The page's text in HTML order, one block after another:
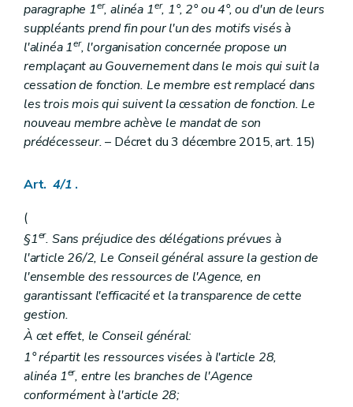
Art. 152/7
Chapitre III Sanctions
Art. 152/8
Chapitre IV Le comité de coordination
Art. 152/9
Chapitre V Subventionnement
Art. 152/10
Art. 152/11
Titre IV Centres régionaux pour l'intégration des personnes étrangères et d'origine étrangère
er
Art. 153/4
Art. 153/5
Art. 153/6
Chapitre III
Subventionnement
Art. 153/7
Titre V Initiatives locales d'intégration des personnes étrangères et d'origine étrangère
er
Missions
Art. 154
Chapitre II Agrément
Art. 154/1
paragraphe 1er, alinéa 1er, 1°, 2° ou 4°, ou d'un de leurs
suppléants prend fin pour l'un des motifs visés à
l'alinéa 1er, l'organisation concernée propose un
remplaçant au Gouvernement dans le mois qui suit la
cessation de fonction. Le membre est remplacé dans
les trois mois qui suivent la cessation de fonction. Le
nouveau membre achève le mandat de son
prédécesseur.– Décret du 3 décembre 2015, art. 15)
Art. 4/1 .
(
§1er. Sans préjudice des délégations prévues à
l'article 26/2, Le Conseil général assure la gestion de
l'ensemble des ressources de l'Agence, en
garantissant l'efficacité et la transparence de cette
gestion.
À cet effet, le Conseil général:
1° répartit les ressources visées à l'article 28,
alinéa 1er, entre les branches de l'Agence
conformément à l'article 28;